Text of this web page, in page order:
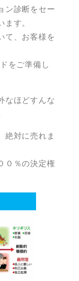
ン診断をセー
す。
て、お客様を
をご準備し
なほどすんな
絶対に売れま
０％の決定権